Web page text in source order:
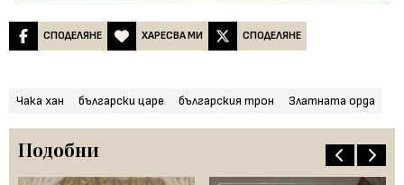
СПОДЕЛЯНЕ ХАРЕСВА МИ СПОДЕЛЯНЕ
Чака хан български царе българския трон Златната орда
Подобни